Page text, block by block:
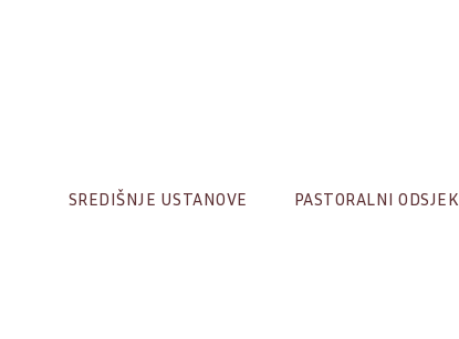
SREDIŠNJE USTANOVE PASTORALNI ODSJEK